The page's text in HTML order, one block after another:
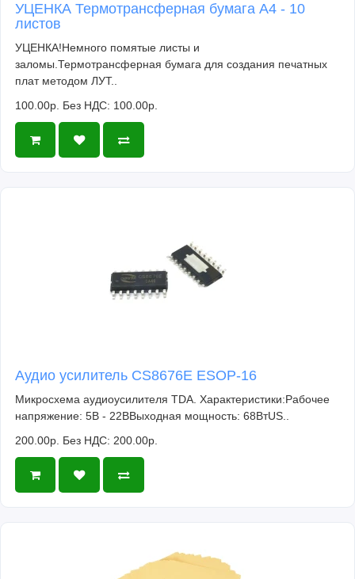
УЦЕНКА Термотрансферная бумага А4 - 10
листов
УЦЕНКА!Немного помятые листы и
заломы.Термотрансферная бумага для создания печатных
плат методом ЛУТ..
100.00р. Без НДС: 100.00р.
Аудио усилитель CS8676E ESOP-16
Микросхема аудиоусилителя TDA. Характеристики:Рабочее
напряжение: 5В - 22ВВыходная мощность: 68ВтUS..
200.00р. Без НДС: 200.00р.